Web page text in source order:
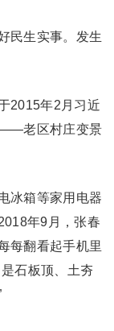
民生实事。发生
2015年2月习近
——老区村庄变景
冰箱等家用电器
年9月，张春
每翻看起手机里
石板顶、土夯